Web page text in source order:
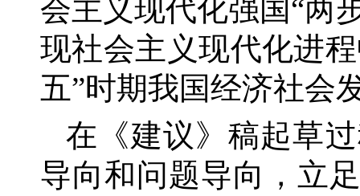
会主义现代化强国“两
现社会主义现代化进
五”时期我国经济社会
在《建议》稿起草
导向和问题导向，立